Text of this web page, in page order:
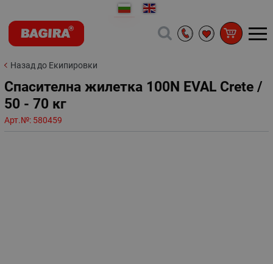
Назад до Екипировки
Спасителна жилетка 100N EVAL Crete /
50 - 70 кг
Арт.№: 580459